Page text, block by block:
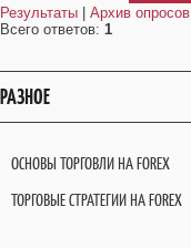
Результаты
Архив опросов
Всего ответов: 1
РАЗНОЕ
ОСНОВЫ ТОРГОВЛИ НА FOREX
ТОРГОВЫЕ СТРАТЕГИИ НА FOREX